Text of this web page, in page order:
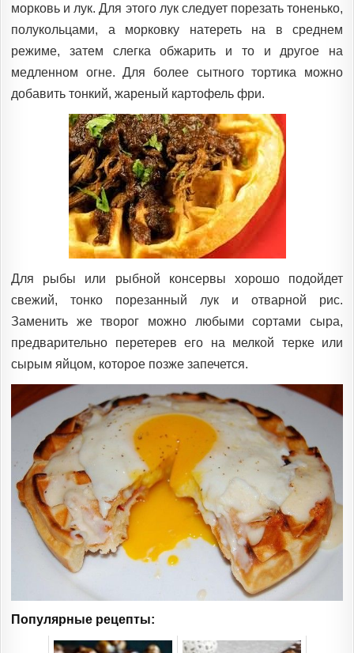
морковь и лук. Для этого лук следует порезать тоненько,
полукольцами, а морковку натереть на в среднем
режиме, затем слегка обжарить и то и другое на
медленном огне. Для более сытного тортика можно
добавить тонкий, жареный картофель фри.
Для рыбы или рыбной консервы хорошо подойдет
свежий, тонко порезанный лук и отварной рис.
Заменить же творог можно любыми сортами сыра,
предварительно перетерев его на мелкой терке или
сырым яйцом, которое позже запечется.
Популярные рецепты: